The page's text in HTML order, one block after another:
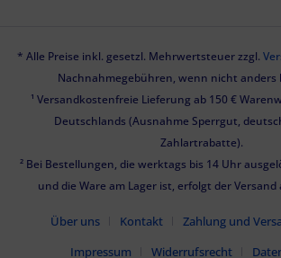
* Alle Preise inkl. gesetzl. Mehrwertsteuer zzgl.
Nachnahmegebühren, wenn nicht anders
¹ Versandkostenfreie Lieferung ab 150 €
Deutschlands (Ausnahme Sperrgut,
Zahlartrabatte).
² Bei Bestellungen, die werktags bis 14 Uhr
und die Ware am Lager ist, erfolgt der Versand
Über uns Kontakt Zahlung und
Impressum
Widerrufsrecht